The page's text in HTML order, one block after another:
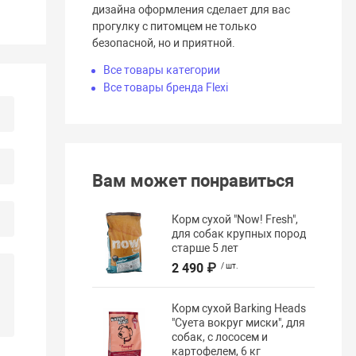
дизайна оформления сделает для вас
прогулку с питомцем не только
безопасной, но и приятной.
Все товары категории
Все товары бренда Flexi
Вам может понравиться
Корм сухой "Now! Fresh",
для собак крупных пород
старше 5 лет
2 490 ₽ / шт.
Корм сухой Barking Heads
"Суета вокруг миски", для
собак, с лососем и
картофелем, 6 кг